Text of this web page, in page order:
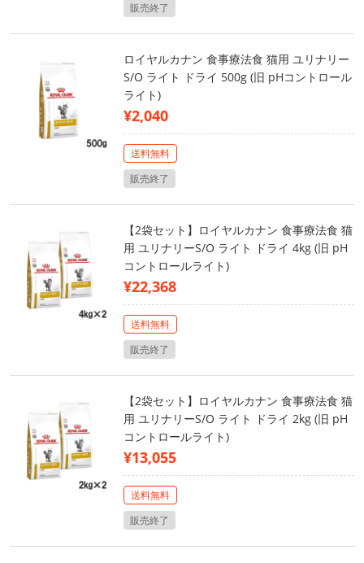
販売終了
ロイヤルカナン 食事療法食 猫用 ユリナリー
S/O ライト ドライ 500g (旧 pHコントロール
ライト)
¥2,040
送料無料
販売終了
【2袋セット】ロイヤルカナン 食事療法食 猫
用 ユリナリーS/O ライト ドライ 4kg (旧 pH
コントロールライト)
¥22,368
送料無料
販売終了
【2袋セット】ロイヤルカナン 食事療法食 猫
用 ユリナリーS/O ライト ドライ 2kg (旧 pH
コントロールライト)
¥13,055
送料無料
販売終了